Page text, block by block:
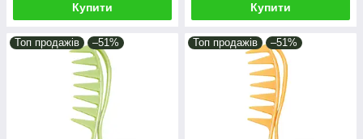
Купити Купити
Топ продажів –51% Топ продажів –51%